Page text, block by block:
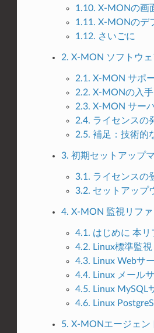
1.10. X-MONの画
1.11. X-MONのデ
1.12. さいごに
2. X-MON ソフトウ
2.1. X-MON サポ
2.2. X-MONの入手
2.3. X-MON サー
2.4. ライセンスの
2.5. 補足：技術的
3. 初期セットアップ
3.1. ライセンスの
3.2. セットアップ
4. X-MON 監視リファ
4.1. はじめに 本
4.2. Linux標準監視
4.3. Linux Webサ
4.4. Linux メール
4.5. Linux MySQL
4.6. Linux
5. X-MONエージェン